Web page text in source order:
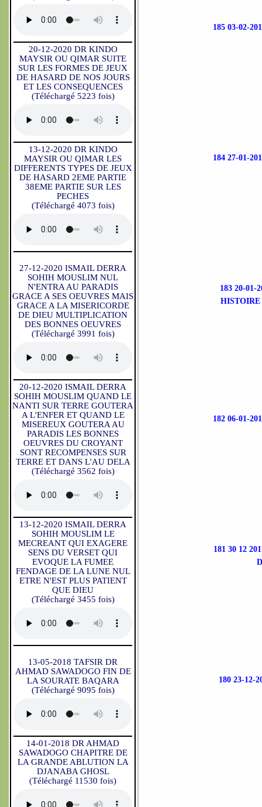
20-12-2020 DR KINDO
MAYSIR OU QIMAR SUITE
SUR LES FORMES DE JEUX
DE HASARD DE NOS JOURS
ET LES CONSEQUENCES
(Téléchargé 5223 fois)
13-12-2020 DR KINDO
MAYSIR OU QIMAR LES
DIFFERENTS TYPES DE JEUX
DE HASARD 2EME PARTIE
38EME PARTIE SUR LES
PECHES
(Téléchargé 4073 fois)
27-12-2020 ISMAIL DERRA
SOHIH MOUSLIM NUL
N'ENTRA AU PARADIS
GRACE A SES OEUVRES MAIS
GRACE A LA MISERICORDE
DE DIEU MULTIPLICATION
DES BONNES OEUVRES
(Téléchargé 3991 fois)
20-12-2020 ISMAIL DERRA
SOHIH MOUSLIM QUAND LE
NANTI SUR TERRE GOUTERA
A L'ENFER ET QUAND LE
MISEREUX GOUTERA AU
PARADIS LES BONNES
OEUVRES DU CROYANT
SONT RECOMPENSES SUR
TERRE ET DANS L'AU DELA
(Téléchargé 3562 fois)
13-12-2020 ISMAIL DERRA
SOHIH MOUSLIM LE
MECREANT QUI EXAGERE
SENS DU VERSET QUI
EVOQUE LA FUMEE
FENDAGE DE LA LUNE NUL
ETRE N'EST PLUS PATIENT
QUE DIEU
(Téléchargé 3455 fois)
13-05-2018 TAFSIR DR
AHMAD SAWADOGO FIN DE
LA SOURATE BAQARA
(Téléchargé 9095 fois)
14-01-2018 DR AHMAD
SAWADOGO CHAPITRE DE
LA GRANDE ABLUTION LA
DJANABA GHOSL
(Téléchargé 11530 fois)
185 03-02-
184 27-01-
183 20-01-
HISTOIRE
182 06-01-
181 30 12
180 23-12-